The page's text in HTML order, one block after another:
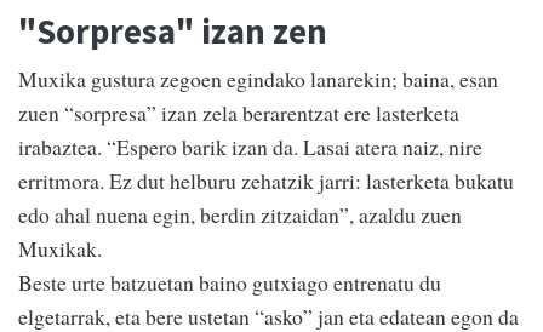
"Sorpresa" izan zen
Muxika gustura zegoen egindako lanarekin; baina, esan
zuen “sorpresa” izan zela berarentzat ere lasterketa
irabaztea. “Espero barik izan da. Lasai atera naiz, nire
erritmora. Ez dut helburu zehatzik jarri: lasterketa bukatu
edo ahal nuena egin, berdin zitzaidan”, azaldu zuen
Muxikak.
Beste urte batzuetan baino gutxiago entrenatu du
elgetarrak, eta bere ustetan “asko” jan eta edatean egon da